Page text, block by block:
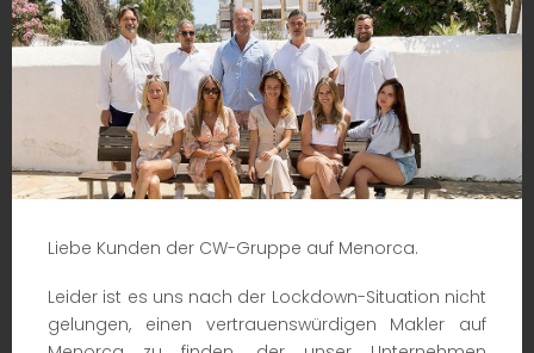
Liebe Kunden der CW-Gruppe auf Menorca.
Leider ist es uns nach der Lockdown-Situation nicht
gelungen, einen vertrauenswürdigen Makler auf
2026m² 740m²
MEHR INFOS